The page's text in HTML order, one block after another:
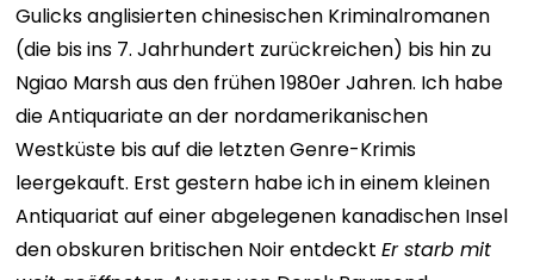
Gulicks anglisierten chinesischen Kriminalromanen
(die bis ins 7. Jahrhundert zurückreichen) bis hin zu
Ngiao Marsh aus den frühen 1980er Jahren. Ich habe
die Antiquariate an der nordamerikanischen
Westküste bis auf die letzten Genre-Krimis
leergekauft. Erst gestern habe ich in einem kleinen
Antiquariat auf einer abgelegenen kanadischen Insel
den obskuren britischen Noir entdecktEr starb mit